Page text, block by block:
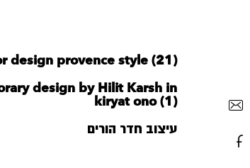
design provence style (21)
design by Hilit Karsh in
kiryat ono (1)
עיצוב חדר הורים